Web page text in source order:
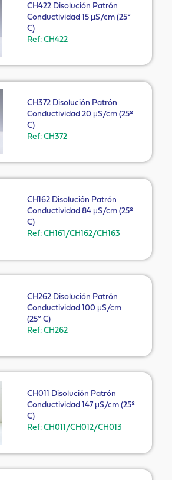
CH422 Disolución Patrón
Conductividad 15 μS/cm (25º
C)
Ref: CH422
CH372 Disolución Patrón
Conductividad 20 μS/cm (25º
C)
Ref: CH372
CH162 Disolución Patrón
Conductividad 84 μS/cm (25º
C)
Ref: CH161/CH162/CH163
CH262 Disolución Patrón
Conductividad 100 μS/cm
(25º C)
Ref: CH262
CH011 Disolución Patrón
Conductividad 147 μS/cm (25º
C)
Ref: CH011/CH012/CH013